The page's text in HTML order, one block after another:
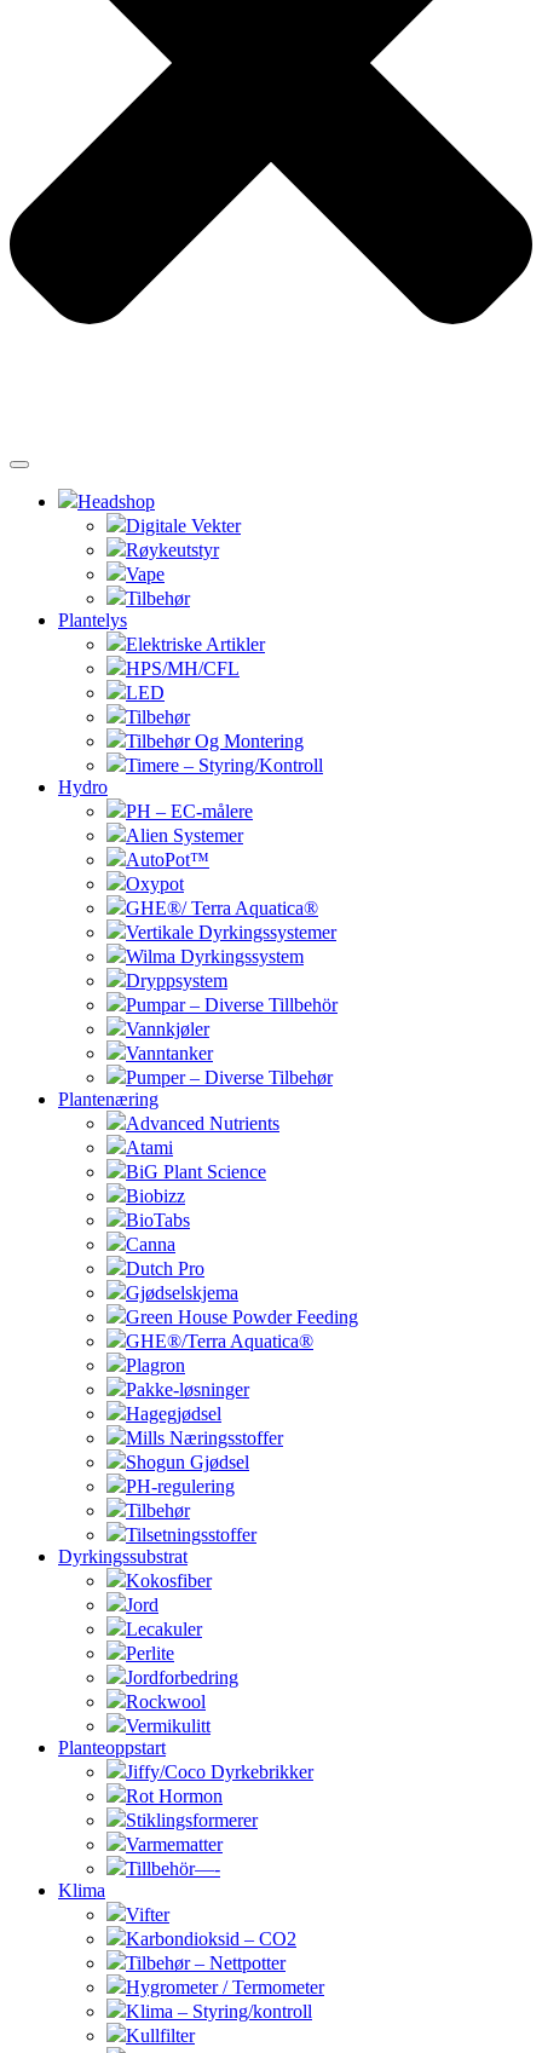
Headshop
Digitale Vekter
Røykeutstyr
Vape
Tilbehør
Plantelys
Elektriske Artikler
HPS/MH/CFL
LED
Tilbehør
Tilbehør Og Montering
Timere – Styring/Kontroll
Hydro
PH – EC-målere
Alien Systemer
AutoPot™
Oxypot
GHE®/ Terra Aquatica®
Vertikale Dyrkingssystemer
Wilma Dyrkingssystem
Dryppsystem
Pumpar – Diverse Tillbehör
Vannkjøler
Vanntanker
Pumper – Diverse Tilbehør
Plantenæring
Advanced Nutrients
Atami
BiG Plant Science
Biobizz
BioTabs
Canna
Dutch Pro
Gjødselskjema
Green House Powder Feeding
GHE®/Terra Aquatica®
Plagron
Pakke-løsninger
Hagegjødsel
Mills Næringsstoffer
Shogun Gjødsel
PH-regulering
Tilbehør
Tilsetningsstoffer
Dyrkingssubstrat
Kokosfiber
Jord
Lecakuler
Perlite
Jordforbedring
Rockwool
Vermikulitt
Planteoppstart
Jiffy/Coco Dyrkebrikker
Rot Hormon
Stiklingsformerer
Varmematter
Tillbehör—-
Klima
Vifter
Karbondioksid – CO2
Tilbehør – Nettpotter
Hygrometer / Termometer
Klima – Styring/kontroll
Kullfilter